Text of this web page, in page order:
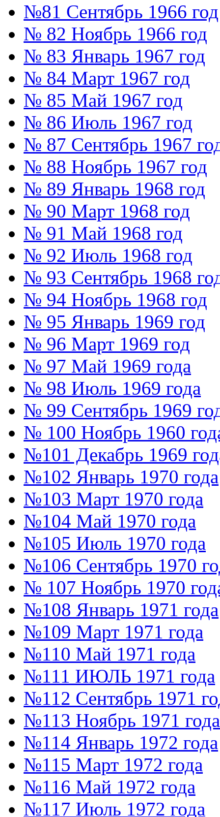
№81 Сентябрь 1966 год
№ 82 Ноябрь 1966 год
№ 83 Январь 1967 год
№ 84 Март 1967 год
№ 85 Май 1967 год
№ 86 Июль 1967 год
№ 87 Сентябрь 1967
№ 88 Ноябрь 1967 год
№ 89 Январь 1968 год
№ 90 Март 1968 год
№ 91 Май 1968 год
№ 92 Июль 1968 год
№ 93 Сентябрь 1968
№ 94 Ноябрь 1968 год
№ 95 Январь 1969 год
№ 96 Март 1969 год
№ 97 Май 1969 года
№ 98 Июль 1969 года
№ 99 Сентябрь 1969
№ 100 Ноябрь 1960
№101 Декабрь 1969
№102 Январь 1970 года
№103 Март 1970 года
№104 Май 1970 года
№105 Июль 1970 года
№106 Сентябрь 1970
№ 107 Ноябрь 1970
№108 Январь 1971 года
№109 Март 1971 года
№110 Май 1971 года
№111 ИЮЛЬ 1971 года
№112 Сентябрь 1971
№113 Ноябрь 1971 года
№114 Январь 1972 года
№115 Март 1972 года
№116 Май 1972 года
№117 Июль 1972 года